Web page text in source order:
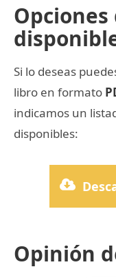
Opciones
Si lo deseas
libro en formato
indicamos un
disponibles:
Opinión